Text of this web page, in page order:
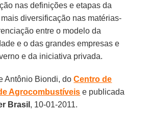
nas definições e etapas da
diversificação nas matérias-
entre o modelo da
e o das grandes empresas e
e da iniciativa privada.
Antônio Biondi, doCentro de
Agrocombustíveis e publicada
Brasil , 10-01-2011.